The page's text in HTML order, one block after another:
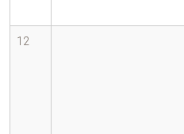
12